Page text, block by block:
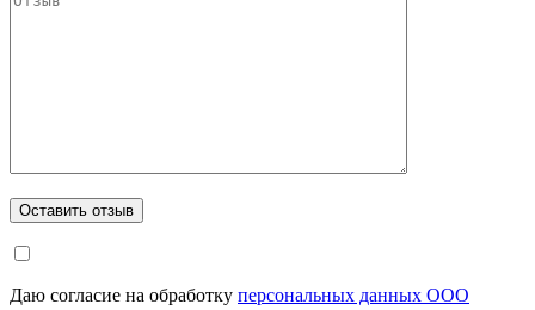
Даю согласие на обработку персональных данных ООО